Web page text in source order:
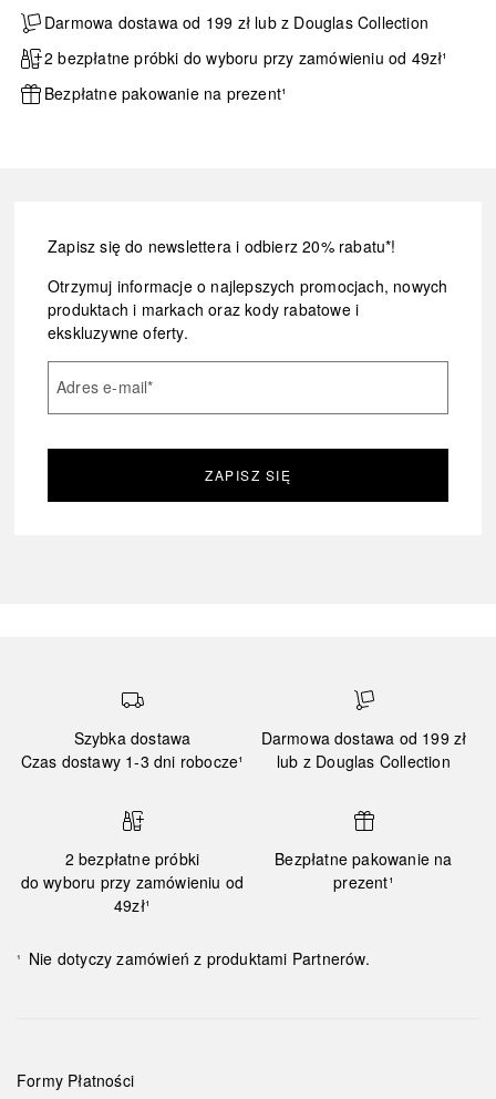
Darmowa dostawa od 199 zł lub z Douglas Collection
2 bezpłatne próbki do wyboru przy zamówieniu od 49zł¹
Bezpłatne pakowanie na prezent¹
Zapisz się do newslettera i odbierz 20% rabatu*!
Otrzymuj informacje o najlepszych promocjach, nowych
produktach i markach oraz kody rabatowe i
ekskluzywne oferty.
Adres e-mail*
ZAPISZ SIĘ
Szybka dostawa
Czas dostawy 1-3 dni robocze¹
Darmowa dostawa od 199 zł
lub z Douglas Collection
2 bezpłatne próbki
do wyboru przy zamówieniu od
49zł¹
Bezpłatne pakowanie na
prezent¹
¹ Nie dotyczy zamówień z produktami Partnerów.
Formy Płatności